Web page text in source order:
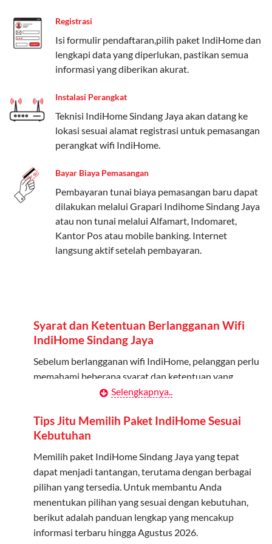
Complete untuk yang menginginkan fitur lengkap,
dan Paket Dynamic IP untuk pengguna yang
memprioritaskan kecepatan internet tinggi.
Salah satu fitur unggulan Telkomsel One adalah Paket
Kuota Keluarga. Dengan kuota hingga 30 GB, Anda
bisa membagikan internet kepada anggota keluarga
atau teman tanpa perlu khawatir kehabisan kuota.
Kuota Keluarga 30 GB
Kuota ini dapat digunakan secara bersama-sama oleh
Admin (pelanggan utama) dan anggota yang terdaftar.
Bisa Dibagi Hingga 5 Anggota
Kuota keluarga bisa digunakan di seluruh Indonesia
Tidak Berlaku untuk Roaming
Kuota ini hanya bisa digunakan di dalam negeri.
Cara Menggunakan Kuota Keluarga
Daftarkan Anggota: Admin dapat mendaftarkan anggota
melalui aplikasi MyTelkomsel atau website Telkomsel One.
Bagikan Kuota: Setelah terdaftar, anggota bisa langsung
menggunakan kuota keluarga.
Pantau Penggunaan: Admin dapat memantau penggunaan
Registrasi
Isi formulir pendaftaran,pilih paket IndiHome dan
lengkapi data yang diperlukan, pastikan semua
informasi yang diberikan akurat.
Instalasi Perangkat
Teknisi IndiHome Sindang Jaya akan datang ke
lokasi sesuai alamat registrasi untuk pemasangan
perangkat wifi IndiHome.
Bayar Biaya Pemasangan
Pembayaran tunai biaya pemasangan baru dapat
dilakukan melalui Grapari Indihome Sindang Jaya
atau non tunai melalui Alfamart, Indomaret,
Kantor Pos atau mobile banking. Internet
langsung aktif setelah pembayaran.
Syarat dan Ketentuan Berlangganan Wifi
IndiHome Sindang Jaya
Sebelum berlangganan wifi IndiHome, pelanggan perlu
memahami beberapa syarat dan ketentuan yang
Kontrak Berlangganan
Pelanggan harus menandatangani Kontrak
Berlangganan yang mencakup data pelanggan, jenis
layanan indihome Sindang Jaya yang dipilih, serta
syarat dan ketentuan yang berlaku. Kontrak ini dapat
diubah atau ditambah sesuai kebutuhan.
Biaya Pasang Baru (PSB)
Selengkapnya..
Tips Jitu Memilih Paket IndiHome Sesuai
Kebutuhan
Memilih paket IndiHome Sindang Jaya yang tepat
dapat menjadi tantangan, terutama dengan berbagai
pilihan yang tersedia. Untuk membantu Anda
menentukan pilihan yang sesuai dengan kebutuhan,
berikut adalah panduan lengkap yang mencakup
informasi terbaru hingga Agustus 2026.